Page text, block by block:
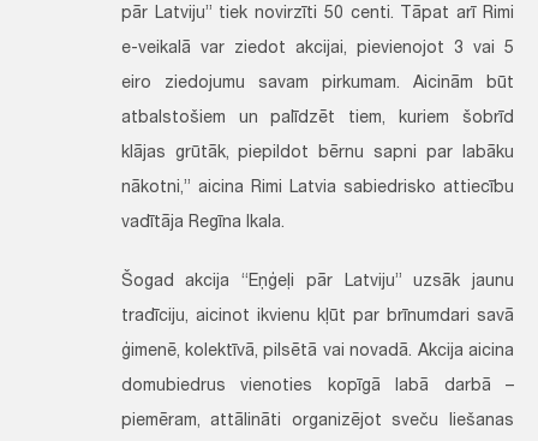
pār Latviju” tiek novirzīti 50 centi. Tāpat arī Rimi
e-veikalā var ziedot akcijai, pievienojot 3 vai 5
eiro ziedojumu savam pirkumam. Aicinām būt
atbalstošiem un palīdzēt tiem, kuriem šobrīd
klājas grūtāk, piepildot bērnu sapni par labāku
nākotni,” aicina Rimi Latvia sabiedrisko attiecību
vadītāja Regīna Ikala.
Šogad akcija “Eņģeļi pār Latviju” uzsāk jaunu
tradīciju, aicinot ikvienu kļūt par brīnumdari savā
ģimenē, kolektīvā, pilsētā vai novadā. Akcija aicina
domubiedrus vienoties kopīgā labā darbā –
piemēram, attālināti organizējot sveču liešanas